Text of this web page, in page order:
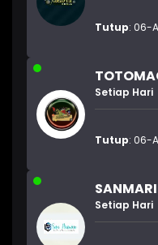
Tutup: 06-
Setiap Hari
Tutup: 06-
Setiap Hari